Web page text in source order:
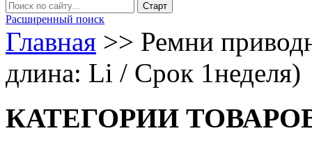
Расширенный поиск
Главная >> Ремни
длина: Li / Срок 1неделя)
КАТЕГОРИИ